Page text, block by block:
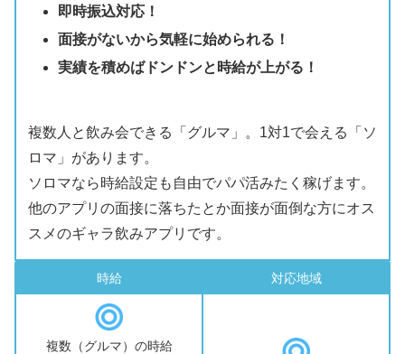
即時振込対応！
面接がないから気軽に始められる！
実績を積めばドンドンと時給が上がる！
複数人と飲み会できる「グルマ」。1対1で会える「ソ
ロマ」があります。
ソロマなら時給設定も自由でパパ活みたく稼げます。
他のアプリの面接に落ちたとか面接が面倒な方にオス
スメのギャラ飲みアプリです。
時給
複数（グルマ）の時給
対応地域